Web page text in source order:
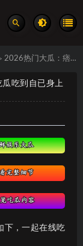
> 2026热门大瓜：痞幼的告白收入让人难目’吃瓜吃到自已身上引热议(网红痞幼事件) 真实事件汇总
瓜吃到自已身上
下，一起在线吃